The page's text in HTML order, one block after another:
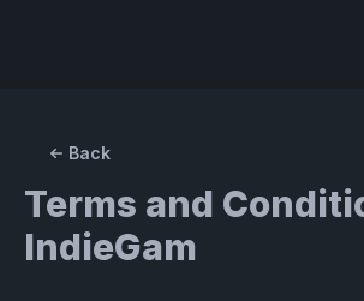
Back
Terms and
IndieGam